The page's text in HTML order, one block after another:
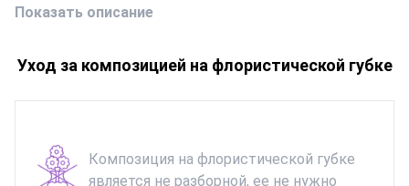
Показать описание
Уход за композицией на флористической губке
Композиция на флористической губке
является не разборной, ее не нужно